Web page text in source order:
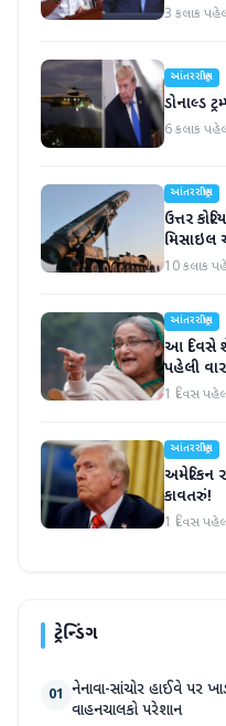
3 કલાક
આંતરરાષ્ટ્રીય
ડોનાલ્ડ
6 કલાક
આંતરરાષ્ટ્રીય
ઉત્તર
મિસાઇલ
10 કલાક
આંતરરાષ્ટ્રીય
આ દિવસે
પહેલી
1 દિવસ
આંતરરાષ્ટ્રીય
અમેરિકન
કાવતરું!
1 દિવસ
ટ્રેન્ડિંગ
01 નેનાવા-સાંચોર હાઈવે પર
વાહનચાલકો પરેશાન